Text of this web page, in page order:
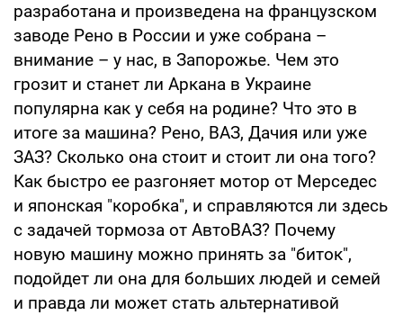
разработана и произведена на французском
заводе Рено в России и уже собрана –
внимание – у нас, в Запорожье. Чем это
грозит и станет ли Аркана в Украине
популярна как у себя на родине? Что это в
итоге за машина? Рено, ВАЗ, Дачия или уже
ЗАЗ? Сколько она стоит и стоит ли она того?
Как быстро ее разгоняет мотор от Мерседес
и японская "коробка", и справляются ли здесь
с задачей тормоза от АвтоВАЗ? Почему
новую машину можно принять за "биток",
подойдет ли она для больших людей и семей
и правда ли может стать альтернативой